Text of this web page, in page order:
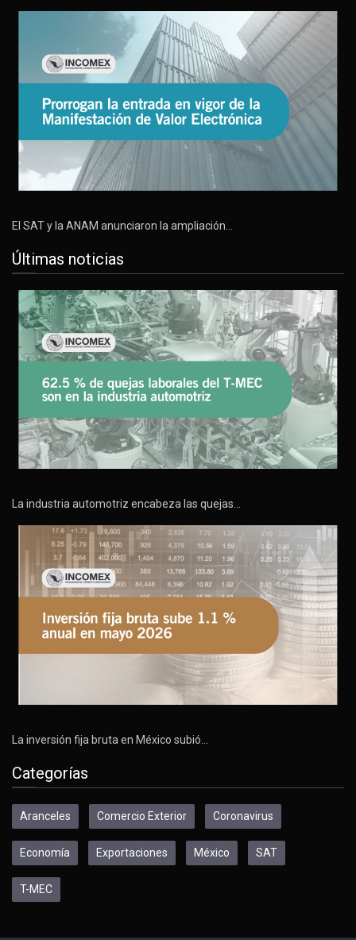
El SAT y la ANAM anunciaron la ampliación…
Últimas noticias
La industria automotriz encabeza las quejas…
La inversión fija bruta en México subió…
Categorías
Aranceles Comercio Exterior Coronavirus
Economía Exportaciones México SAT
T-MEC